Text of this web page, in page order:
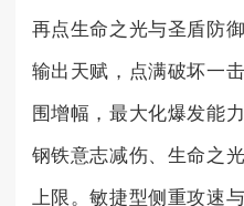
再点生命之光与圣盾防
输出天赋，点满破坏一
围增幅，最大化爆发能
钢铁意志减伤、生命之
上限。敏捷型侧重攻速